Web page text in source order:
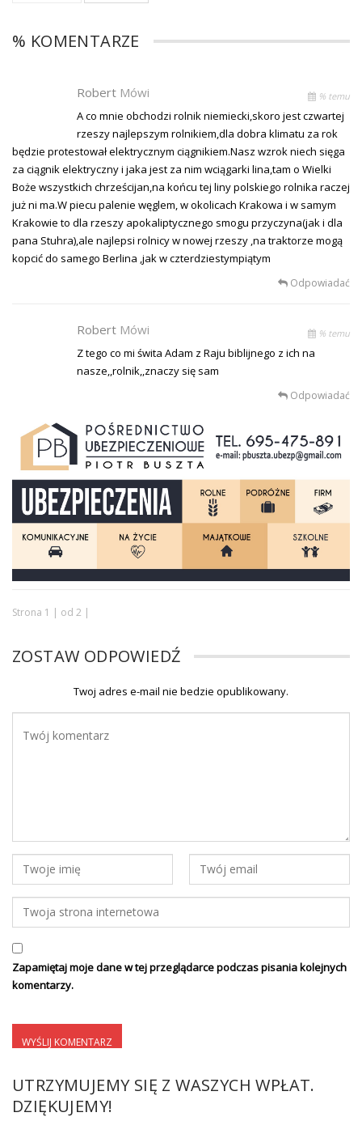
% KOMENTARZE
Robert Mówi % temu
A co mnie obchodzi rolnik niemiecki,skoro jest czwartej
rzeszy najlepszym rolnikiem,dla dobra klimatu za rok
będzie protestował elektrycznym ciągnikiem.Nasz wzrok niech sięga
za ciągnik elektryczny i jaka jest za nim wciągarki lina,tam o Wielki
Boże wszystkich chrześcijan,na końcu tej liny polskiego rolnika raczej
już ni ma.W piecu palenie węglem, w okolicach Krakowa i w samym
Krakowie to dla rzeszy apokaliptycznego smogu przyczyna(jak i dla
pana Stuhra),ale najlepsi rolnicy w nowej rzeszy ,na traktorze mogą
kopcić do samego Berlina ,jak w czterdziestympiątym
Odpowiadać
Robert Mówi % temu
Z tego co mi świta Adam z Raju biblijnego z ich na
nasze,,rolnik,,znaczy się sam
Odpowiadać
Strona 1 | od 2 |
ZOSTAW ODPOWIEDŹ
Twoj adres e-mail nie bedzie opublikowany.
Zapamiętaj moje dane w tej przeglądarce podczas pisania kolejnych
komentarzy.
UTRZYMUJEMY SIĘ Z WASZYCH WPŁAT.
DZIĘKUJEMY!